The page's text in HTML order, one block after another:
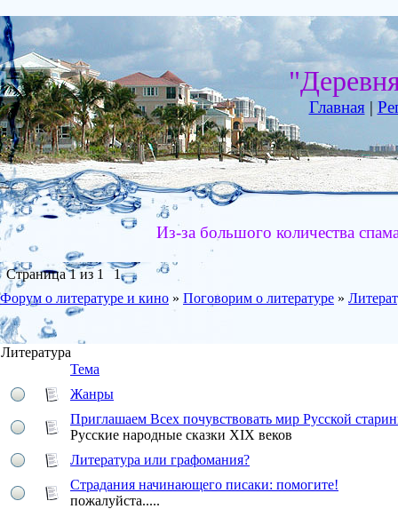
Главная|
Из-за большого количества
Страница1из 1
1
Форум о литературе и кино » Поговорим о литературе »
Литература
Тема
Жанры
Приглашаем Всех почувствовать мир Русской
Русские народные сказки XIX веков
Литература или графомания?
Страдания начинающего писаки: помогите!
пожалуйста.....